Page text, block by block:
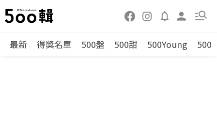
最新 得獎名單 500盤 500甜 500Young 500